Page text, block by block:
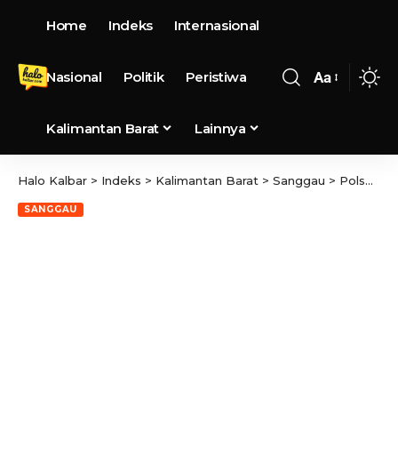
Home Indeks Internasional
Nasional Politik Peristiwa
Kalimantan Barat Lainnya
Aa
Halo Kalbar > Indeks > Kalimantan Barat > Sanggau > Polsek Entikong Tingkatkan Patroli Perintis Presisi, Jaga Ketertiban di Perbatasan
SANGGAU